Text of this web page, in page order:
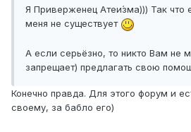
Я Приверженец Атеи́зма))) Так что
меня не существует
А если серьёзно, то никто Вам не
запрещает) предлагать свою
Конечно правда. Для этого форум и
своему, за бабло его)